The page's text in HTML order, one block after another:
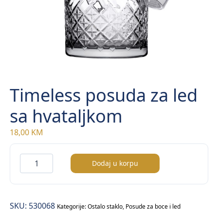
Timeless posuda za led
sa hvataljkom
18,00 KM
Timeless
posuda
za
sa
Dodaj u korpu
SKU: 530068 Kategorije:Ostalo staklo, Posude za boce i led